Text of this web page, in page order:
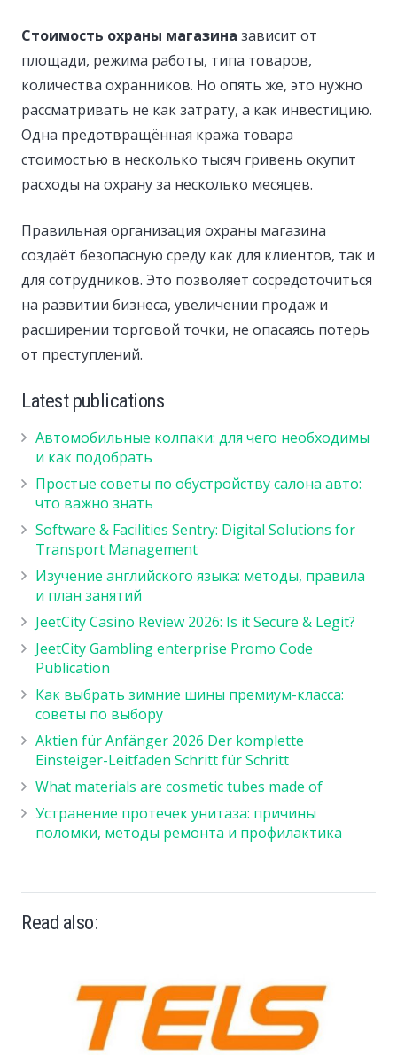
Стоимость охраны магазина зависит от
площади, режима работы, типа товаров,
количества охранников. Но опять же, это нужно
рассматривать не как затрату, а как инвестицию.
Одна предотвращённая кража товара
стоимостью в несколько тысяч гривень окупит
расходы на охрану за несколько месяцев.
Правильная организация охраны магазина
создаёт безопасную среду как для клиентов, так и
для сотрудников. Это позволяет сосредоточиться
на развитии бизнеса, увеличении продаж и
расширении торговой точки, не опасаясь потерь
от преступлений.
Latest publications
Автомобильные колпаки: для чего необходимы
и как подобрать
Простые советы по обустройству салона авто:
что важно знать
Software & Facilities Sentry: Digital Solutions for
Transport Management
Изучение английского языка: методы, правила
и план занятий
JeetCity Casino Review 2026: Is it Secure & Legit?
JeetCity Gambling enterprise Promo Code
Publication
Как выбрать зимние шины премиум-класса:
советы по выбору
Aktien für Anfänger 2026 Der komplette
Einsteiger-Leitfaden Schritt für Schritt
What materials are cosmetic tubes made of
Устранение протечек унитаза: причины
поломки, методы ремонта и профилактика
Read also: